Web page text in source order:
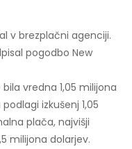
v brezplačni agenciji.
pogodbo New
vredna 1,05 milijona
izkušenj 1,05
plača, najvišji
milijona dolarjev.